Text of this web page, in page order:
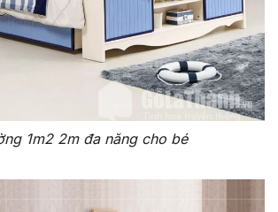
1m2 2m đa năng cho bé